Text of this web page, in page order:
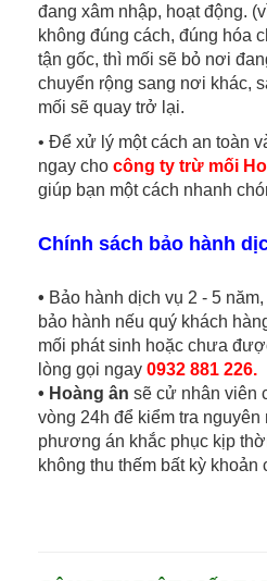
đang xâm nhập, hoạt động.
không đúng cách, đúng hóa
tận gốc, thì mối sẽ bỏ nơi
chuyển rộng sang nơi khác,
mối sẽ quay trở lại.
• Để xử lý một cách an toàn
ngay cho công ty trừ mối
giúp bạn một cách nhanh
Chính sách bảo hành
• Bảo hành dịch vụ 2 - 5
bảo hành nếu quý khách
mối phát sinh hoặc chưa
lòng gọi ngay 0932 881 226.
• Hoàng ân sẽ cử nhân viên
vòng 24h để kiểm tra
phương án khắc phục kịp
không thu thếm bất kỳ khoản